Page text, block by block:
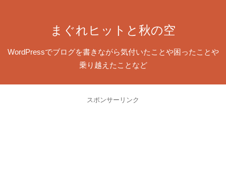
まぐれヒットと秋の空
WordPressでブログを書きながら気付いたことや困ったことや
乗り越えたことなど
スポンサーリンク